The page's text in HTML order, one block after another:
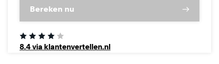
Bereken nu
8.4 via klantenvertellen.nl